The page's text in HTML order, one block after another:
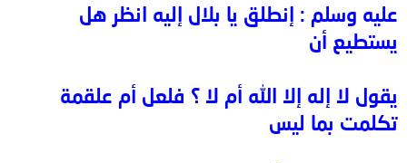
عليه وسلم : إنطلق يا بلال إليه انظر هل
يستطيع أن
يقول لا إله إلا الله أم لا ؟ فلعل أم علقمة
تكلمت بما ليس